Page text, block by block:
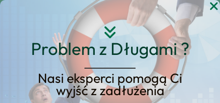
Problem z Długami ?
Nasi eksperci pomogą Ci
wyjść z zadłużenia
Przejdź